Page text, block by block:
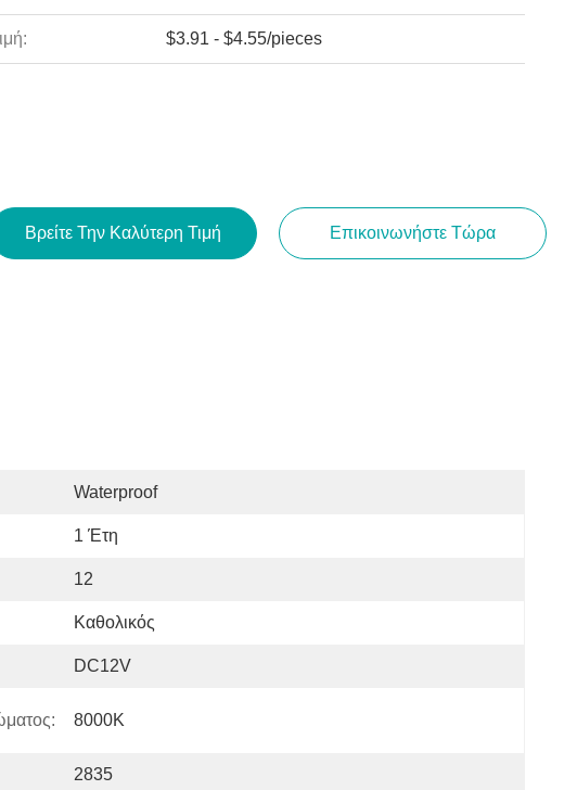
$3.91 - $4.55/pieces
Βρείτε Την Καλύτερη Τιμή Επικοινωνήστε Τώρα
Waterproof
1 Έτη
12
Καθολικός
DC12V
8000K
2835